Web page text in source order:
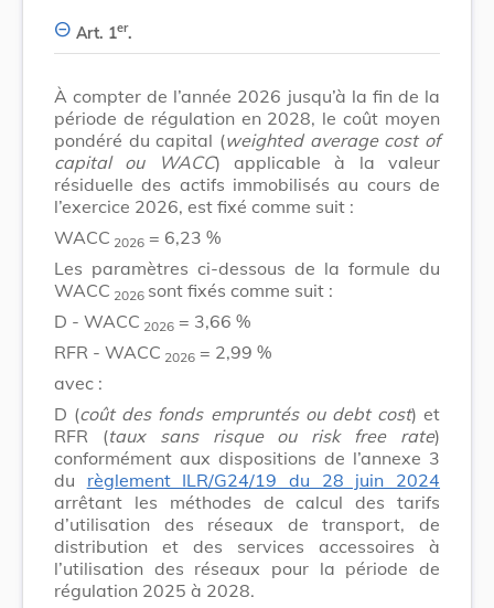
Art. 1er.
À compter de l’année 2026 jusqu’à la fin de la
période de régulation en 2028, le coût moyen
pondéré du capital (weighted average cost of
capital ou WACC) applicable à la valeur
résiduelle des actifs immobilisés au cours de
l’exercice 2026, est fixé comme suit :
WACC 2026 = 6,23 %
Les paramètres ci-dessous de la formule du
WACC 2026 sont fixés comme suit :
D - WACC 2026 = 3,66 %
RFR - WACC 2026 = 2,99 %
avec :
D (coût des fonds empruntés ou debt cost) et
RFR (taux sans risque ou risk free rate)
conformément aux dispositions de l’annexe 3
du règlement ILR/G24/19 du 28 juin 2024
arrêtant les méthodes de calcul des tarifs
d’utilisation des réseaux de transport, de
distribution et des services accessoires à
l’utilisation des réseaux pour la période de
régulation 2025 à 2028.